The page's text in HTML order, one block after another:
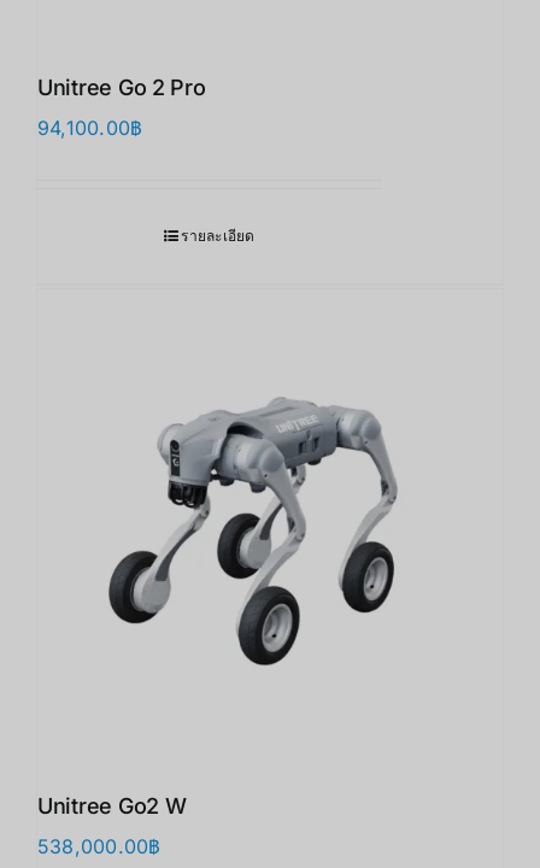
Unitree Go 2 Pro
94,100.00฿
รายละเอียด
Unitree Go2 W
538,000.00฿